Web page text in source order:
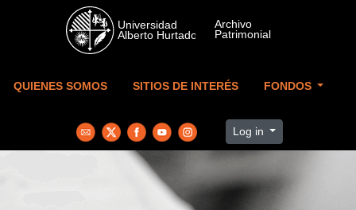
Skip to main content
QUIENES SOMOS SITIOS DE INTERÉS FONDOS
Log in